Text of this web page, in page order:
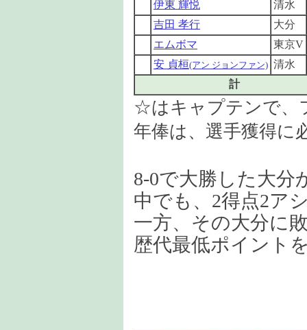
伊東 輝悦
清水
吉田 孝行
大分
エムボマ
東京V
安 貞桓(アン ジョンファン) 清水
計
☆はキャプテンで、
年俸は、選手獲得に
8-0で大勝した大分
中でも、2得点2ア
一方、その大分に
歴代最低ポイント